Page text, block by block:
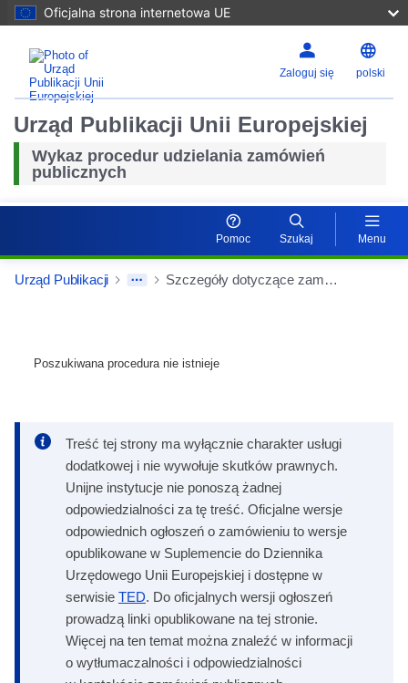
Oficjalna strona internetowa UE
Zaloguj się polski
Urząd Publikacji Unii Europejskiej
Wykaz procedur udzielania zamówień
publicznych
Pomoc Szukaj Menu
Urząd Publikacji Szczegóły dotyczące zamówień
Poszukiwana procedura nie istnieje
Treść tej strony ma wyłącznie charakter usługi
dodatkowej i nie wywołuje skutków prawnych.
Unijne instytucje nie ponoszą żadnej
odpowiedzialności za tę treść. Oficjalne wersje
odpowiednich ogłoszeń o zamówieniu to wersje
opublikowane w Suplemencie do Dziennika
Urzędowego Unii Europejskiej i dostępne w
serwisie TED. Do oficjalnych wersji ogłoszeń
prowadzą linki opublikowane na tej stronie.
Więcej na ten temat można znaleźć w informacji
o wytłumaczalności i odpowiedzialności